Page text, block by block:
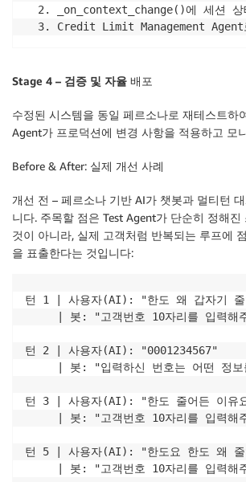
2. _on_context_change()에 세션 상
3. Credit Limit Management Agent
Stage 4 – 검증 및 자율 배포
수정된 시스템을 동일 페르소나로 재테스트하
Agent가 프로덕션에 변경 사항을 적용하고 모
Before & After: 실제 개선 사례
개선 전 – 페르소나 기반 AI가 챗봇과 멀티턴
니다. 주목할 점은 Test Agent가 단순히 정해진
것이 아니라, 실제 고객처럼 반복되는 루프에
을 표출한다는 것입니다:
턴 1 | 사용자(AI): "한도 왜 갑자기 줄
| 봇: "고객번호 10자리를 입력
턴 2 | 사용자(AI): "0001234567"
| 봇: "입력하신 번호는 어떤 정
턴 3 | 사용자(AI): "한도 줄어든 이유
| 봇: "고객번호 10자리를 입력
턴 5 | 사용자(AI): "한도요 한도 왜 줄
| 봇: "고객번호 10자리를 입력